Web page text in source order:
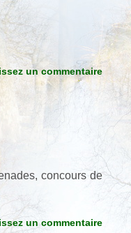
un commentaire
concours de
un commentaire